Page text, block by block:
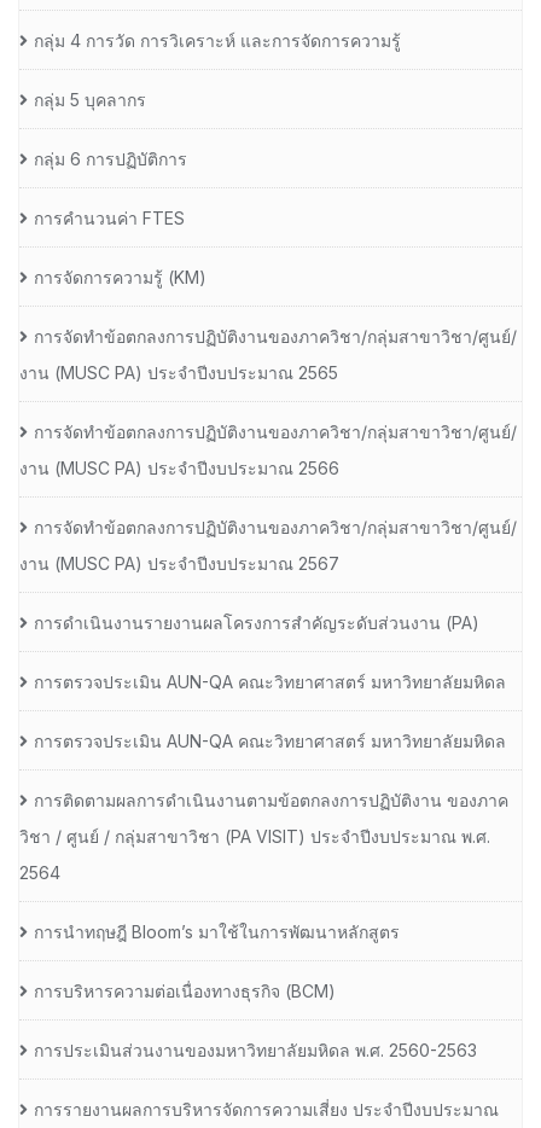
กลุ่ม 4 การวัด การวิเคราะห์ และการจัดการความรู้
กลุ่ม 5 บุคลากร
กลุ่ม 6 การปฏิบัติการ
การคำนวนค่า FTES
การจัดการความรู้ (KM)
การจัดทำข้อตกลงการปฏิบัติงานของภาควิชา/กลุ่มสาขาวิชา/ศูนย์/
งาน (MUSC PA) ประจำปีงบประมาณ 2565
การจัดทำข้อตกลงการปฏิบัติงานของภาควิชา/กลุ่มสาขาวิชา/ศูนย์/
งาน (MUSC PA) ประจำปีงบประมาณ 2566
การจัดทำข้อตกลงการปฏิบัติงานของภาควิชา/กลุ่มสาขาวิชา/ศูนย์/
งาน (MUSC PA) ประจำปีงบประมาณ 2567
การดำเนินงานรายงานผลโครงการสำคัญระดับส่วนงาน (PA)
การตรวจประเมิน AUN-QA คณะวิทยาศาสตร์ มหาวิทยาลัยมหิดล
การตรวจประเมิน AUN-QA คณะวิทยาศาสตร์ มหาวิทยาลัยมหิดล
การติดตามผลการดำเนินงานตามข้อตกลงการปฏิบัติงาน ของภาค
วิชา / ศูนย์ / กลุ่มสาขาวิชา (PA VISIT) ประจำปีงบประมาณ พ.ศ.​
2564
การนำทฤษฎี Bloom’s มาใช้ในการพัฒนาหลักสูตร
การบริหารความต่อเนื่องทางธุรกิจ (BCM)
การประเมินส่วนงานของมหาวิทยาลัยมหิดล พ.ศ. 2560-2563
การรายงานผลการบริหารจัดการความเสี่ยง ประจำปีงบประมาณ